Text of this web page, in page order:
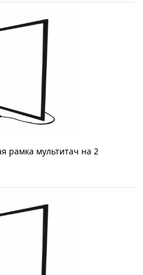
рамка мультитач на 2